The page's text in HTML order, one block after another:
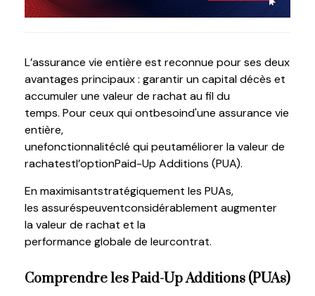
L’assurance vie entière est reconnue pour ses deux
avantages principaux : garantir un capital décès et
accumuler une valeur de rachat au fil du
temps. Pourceuxquiontbesoind'une assurance vie
entière,
unefonctionnalitéclé quipeutaméliorerlavaleurde
rachatestl’optionPaid-Up Additions (PUA).
Enmaximisantstratégiquement les PUAs,
les assuréspeuventconsidérablement augmenter
lavaleurde rachat et la
performance globale de leurcontrat.
Comprendreles Paid-Up Additions (PUAs)